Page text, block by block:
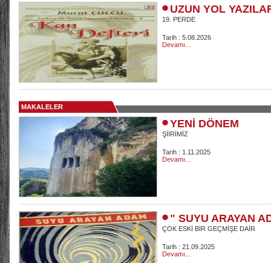
UZUN YOL
19. PERDE
Tarih : 5.08.2026
Devamı...
MAKALELER
YENİ DÖNEM
ŞİİRİMİZ
Tarih : 1.11.2025
Devamı...
" SUYU ARAYAN
ÇOK ESKİ BİR GEÇMİŞE DAİR
Tarih : 21.09.2025
Devamı...